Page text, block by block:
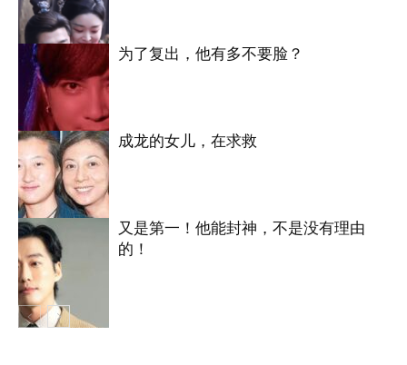
明星八卦
明星八卦
为了复出，他有多不要脸？
明星八卦
成龙的女儿，在求救
又是第一！他能封神，不是没有理由
的！